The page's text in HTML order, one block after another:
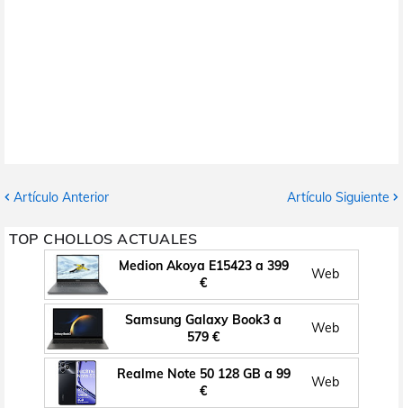
Artículo Anterior Artículo Siguiente
TOP CHOLLOS ACTUALES
Medion Akoya E15423 a 399
€
Web
Samsung Galaxy Book3 a
579 €
Web
Realme Note 50 128 GB a 99
€
Web